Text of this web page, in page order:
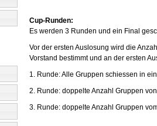
Cup-Runden:
Es werden 3 Runden und ein Final
Vor der ersten Auslosung wird die
Vorstand bestimmt und an der ersten
1. Runde: Alle Gruppen schiessen in
2. Runde: doppelte Anzahl Gruppen
3. Runde: doppelte Anzahl Gruppen